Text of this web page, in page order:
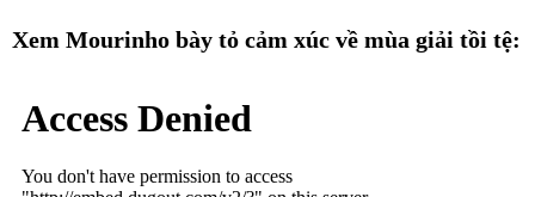
Xem Mourinho bày tỏ cảm xúc về mùa giải tồi tệ: